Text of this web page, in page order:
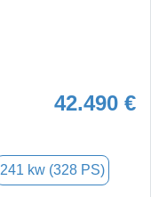
42.490 €
241 kw (328 PS)